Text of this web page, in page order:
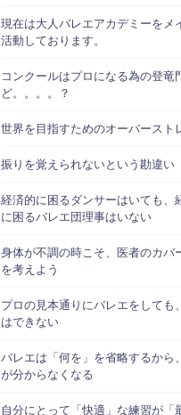
現在は大人バレエアカデミーをメ
活動しております。
コンクールはプロになる為の登竜
ど。。。。？
世界を目指すためのオーバースト
振りを覚えられないという勘違い
経済的に困るダンサーはいても、
に困るバレエ団理事はいない
身体が不調の時こそ、医者のカバ
を考えよう
プロの見本通りにバレエをしても
はできない
バレエは「何を」を省略するから
が分からなくなる
自分にとって「快適」な練習が「